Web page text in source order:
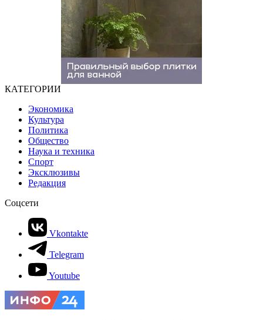
КАТЕГОРИИ
Экономика
Культура
Политика
Общество
Наука и техника
Спорт
Эксклюзивы
Редакция
Соцсети
Vkontakte
Telegram
Youtube